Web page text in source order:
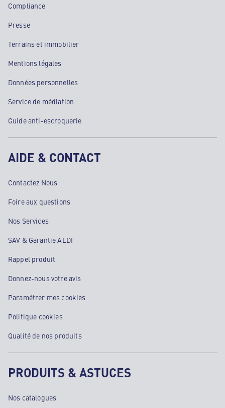
Compliance
Presse
Terrains et immobilier
Mentions légales
Données personnelles
Service de médiation
Guide anti-escroquerie
AIDE & CONTACT
Contactez Nous
Foire aux questions
Nos Services
SAV & Garantie ALDI
Rappel produit
Donnez-nous votre avis
Paramétrer mes cookies
Politique cookies
Qualité de nos produits
PRODUITS & ASTUCES
Nos catalogues